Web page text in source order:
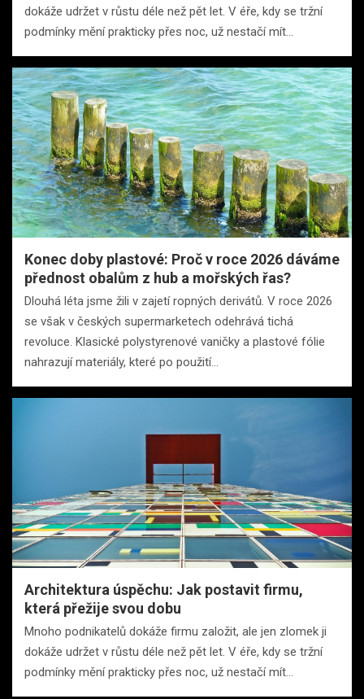
dokáže udržet v růstu déle než pět let. V éře, kdy se tržní
podmínky mění prakticky přes noc, už nestačí mít…
Konec doby plastové: Proč v roce 2026 dáváme
přednost obalům z hub a mořských řas?
Dlouhá léta jsme žili v zajetí ropných derivátů. V roce 2026
se však v českých supermarketech odehrává tichá
revoluce. Klasické polystyrenové vaničky a plastové fólie
nahrazují materiály, které po použití…
Architektura úspěchu: Jak postavit firmu,
která přežije svou dobu
Mnoho podnikatelů dokáže firmu založit, ale jen zlomek ji
dokáže udržet v růstu déle než pět let. V éře, kdy se tržní
podmínky mění prakticky přes noc, už nestačí mít…